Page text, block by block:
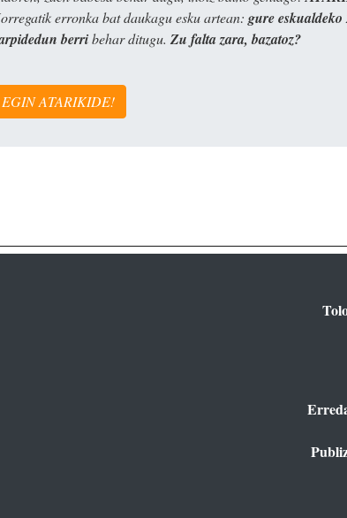
erronka bat daukagu esku artean: gure
berribehar ditugu. Zu falta zara, bazatoz?
EGIN ATARIKIDE!